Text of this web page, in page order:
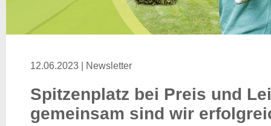
12.06.2023 | Newsletter
Spitzenplatz bei Preis und
gemeinsam sind wir